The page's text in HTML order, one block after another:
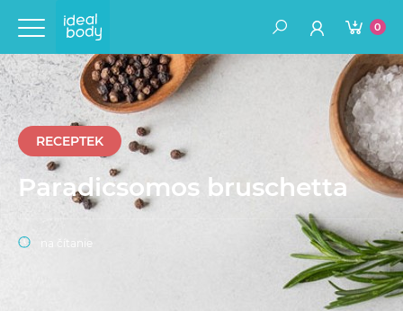
0
RECEPTEK
Paradicsomos bruschetta
na čítanie